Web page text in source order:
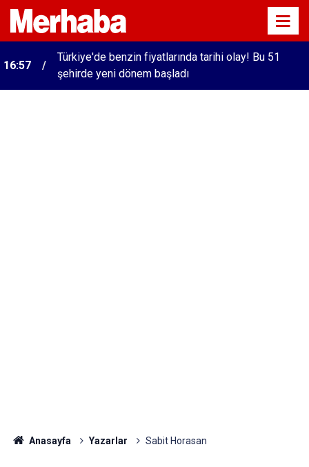
16:57
Türkiye'de benzin fiyatlarında tarihi olay! Bu 51
şehirde yeni dönem başladı
Anasayfa Yazarlar Sabit Horasan